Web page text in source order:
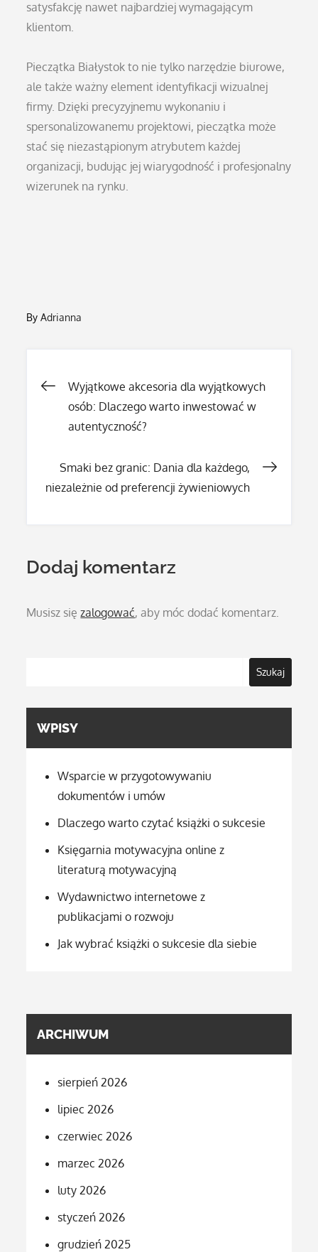
satysfakcję nawet najbardziej wymagającym
klientom.
Pieczątka Białystok to nie tylko narzędzie biurowe,
ale także ważny element identyfikacji wizualnej
firmy. Dzięki precyzyjnemu wykonaniu i
spersonalizowanemu projektowi, pieczątka może
stać się niezastąpionym atrybutem każdej
organizacji, budując jej wiarygodność i profesjonalny
wizerunek na rynku.
ByAdrianna
Nawigacja
wpisu
Wyjątkowe akcesoria dla wyjątkowych
osób: Dlaczego warto inwestować w
autentyczność?
Smaki bez granic: Dania dla każdego,
niezależnie od preferencji żywieniowych
Dodaj komentarz
Musisz sięzalogować, aby móc dodać komentarz.
Szukaj
WPISY
Wsparcie w przygotowywaniu
dokumentów i umów
Dlaczego warto czytać książki o sukcesie
Księgarnia motywacyjna online z
literaturą motywacyjną
Wydawnictwo internetowe z
publikacjami o rozwoju
Jak wybrać książki o sukcesie dla siebie
ARCHIWUM
sierpień 2026
lipiec 2026
czerwiec 2026
marzec 2026
luty 2026
styczeń 2026
grudzień 2025